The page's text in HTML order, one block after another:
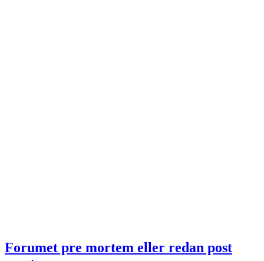
Forumet pre mortem eller redan post